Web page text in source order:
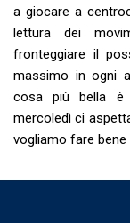
a giocare a
lettura dei
fronteggiare il
massimo in ogni
cosa più bella è
mercoledì ci
vogliamo fare bene